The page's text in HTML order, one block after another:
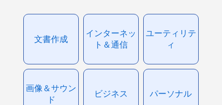
文書作成
インターネッ
ト＆通信
ユーティリテ
ィ
画像＆サウン
ド
ビジネス パーソナル